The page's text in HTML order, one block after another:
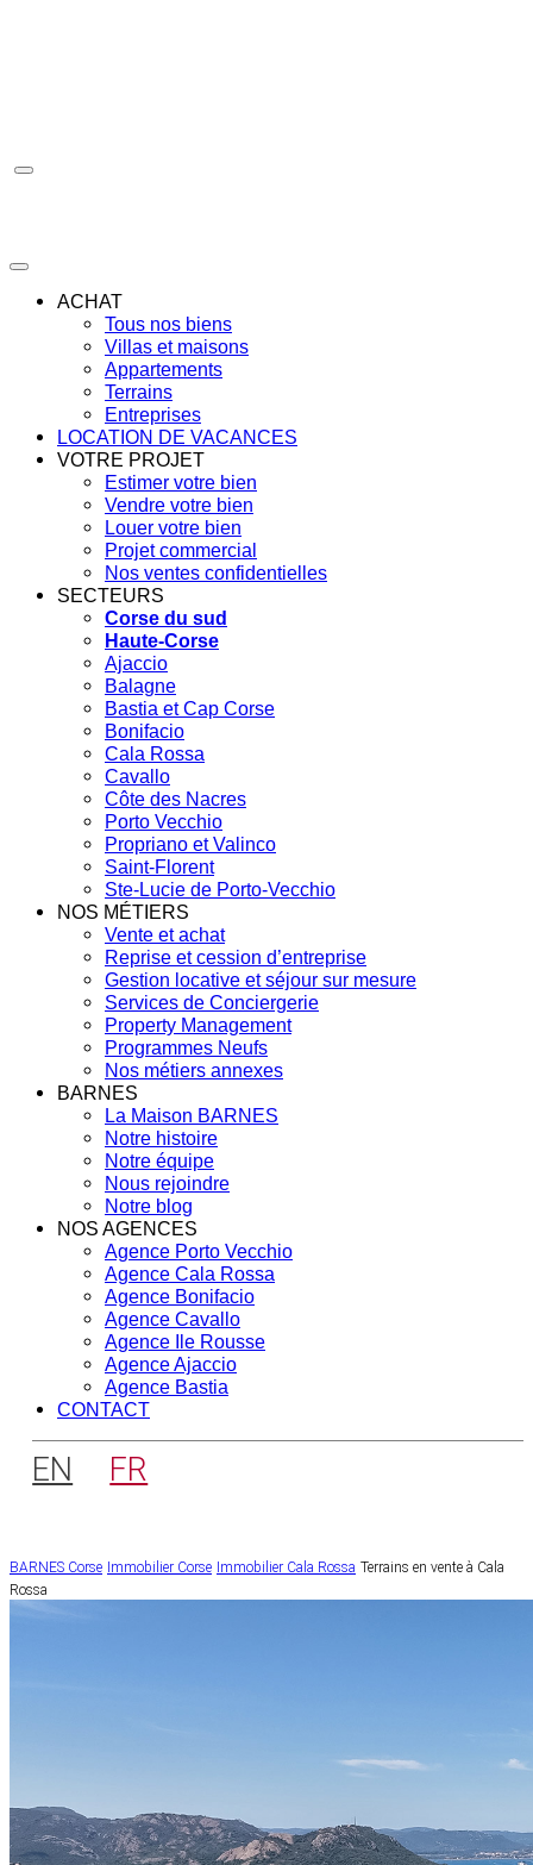
ACHAT
Tous nos biens
Villas et maisons
Appartements
Terrains
Entreprises
LOCATION DE VACANCES
VOTRE PROJET
Estimer votre bien
Vendre votre bien
Louer votre bien
Projet commercial
Nos ventes confidentielles
SECTEURS
Corse du sud
Haute-Corse
Ajaccio
Balagne
Bastia et Cap Corse
Bonifacio
Cala Rossa
Cavallo
Côte des Nacres
Porto Vecchio
Propriano et Valinco
Saint-Florent
Ste-Lucie de Porto-Vecchio
NOS MÉTIERS
Vente et achat
Reprise et cession d’entreprise
Gestion locative et séjour sur mesure
Services de Conciergerie
Property Management
Programmes Neufs
Nos métiers annexes
BARNES
La Maison BARNES
Notre histoire
Notre équipe
Nous rejoindre
Notre blog
NOS AGENCES
Agence Porto Vecchio
Agence Cala Rossa
Agence Bonifacio
Agence Cavallo
Agence Ile Rousse
Agence Ajaccio
Agence Bastia
CONTACT
EN FR
BARNES Corse Immobilier Corse Immobilier Cala Rossa Terrains en vente à Cala
Rossa